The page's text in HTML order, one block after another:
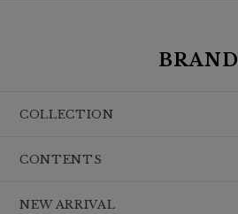
BRAND
COLLECTION
CONTENTS
NEW ARRIVAL